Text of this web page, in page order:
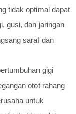
tidak optimal dapat
gusi, dan jaringan
saraf dan
gigi
otot rahang
untuk